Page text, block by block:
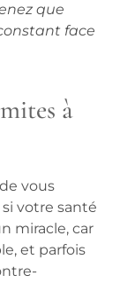
que
face
à
vous
votre santé
miracle, car
et parfois